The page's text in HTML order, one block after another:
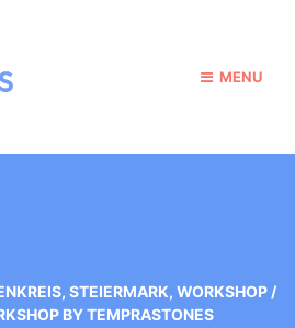
MENU
, STEIERMARK, WORKSHOP /
BY TEMPRASTONES